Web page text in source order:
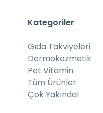
Kategoriler
Gıda Takviyeleri
Dermokozmetik
Pet Vitamin
Tüm Ürünler
Çok Yakında!